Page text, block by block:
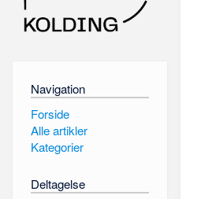
Navigation
Forside
Alle artikler
Kategorier
Deltagelse